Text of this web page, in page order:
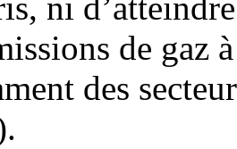
ni
de gaz
des